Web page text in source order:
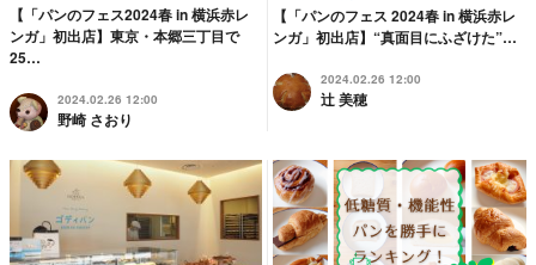
【「パンのフェス2024春 in 横浜赤レ
ンガ」初出店】東京・本郷三丁目で
25…
2024.02.26 12:00
野崎 さおり
【「パンのフェス 2024春 in 横浜赤レ
ンガ」初出店】“真面目にふざけた”…
2024.02.26 12:00
辻 美穂